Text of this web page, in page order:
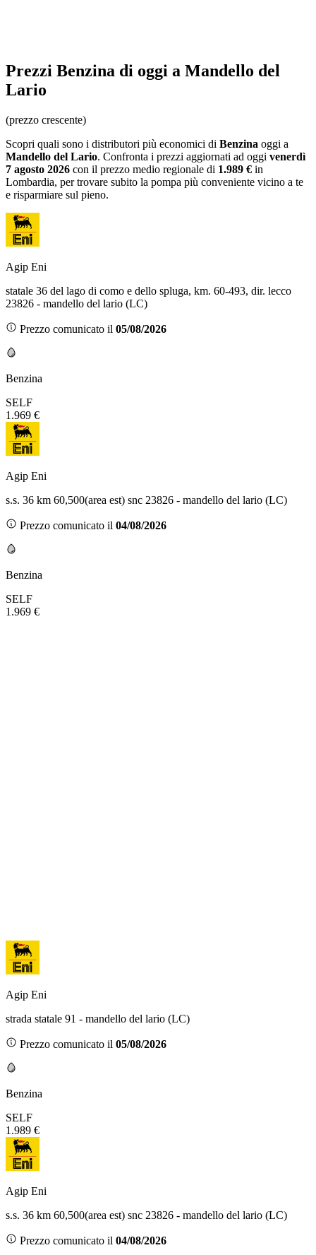
Prezzi Benzina di oggi a Mandello del
Lario
(prezzo crescente)
Scopri quali sono i distributori più economici di Benzina oggi a
Mandello del Lario. Confronta i prezzi aggiornati ad oggi venerdì
7 agosto 2026 con il prezzo medio regionale di 1.989 € in
Lombardia, per trovare subito la pompa più conveniente vicino a te
e risparmiare sul pieno.
Agip Eni
statale 36 del lago di como e dello spluga, km. 60-493, dir. lecco
23826 - mandello del lario (LC)
Prezzo comunicato il 05/08/2026
Benzina
SELF
1.969 €
Agip Eni
s.s. 36 km 60,500(area est) snc 23826 - mandello del lario (LC)
Prezzo comunicato il 04/08/2026
Benzina
SELF
1.969 €
Agip Eni
strada statale 91 - mandello del lario (LC)
Prezzo comunicato il 05/08/2026
Benzina
SELF
1.989 €
Agip Eni
s.s. 36 km 60,500(area est) snc 23826 - mandello del lario (LC)
Prezzo comunicato il 04/08/2026